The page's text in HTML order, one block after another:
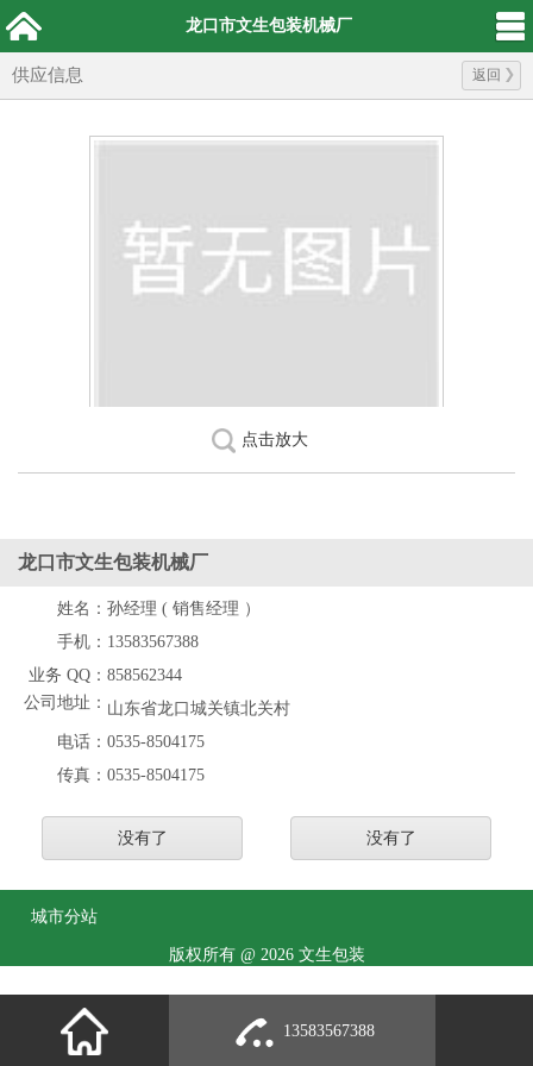
龙口市文生包装机械厂
供应信息 返回
点击放大
龙口市文生包装机械厂
姓名： 孙经理 ( 销售经理 ）
手机： 13583567388
业务 QQ： 858562344
公司地址： 山东省龙口城关镇北关村
电话： 0535-8504175
传真： 0535-8504175
没有了 没有了
城市分站
版权所有 @ 2026 文生包装
13583567388